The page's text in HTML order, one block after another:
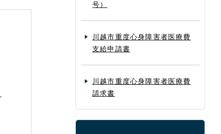
号）
川越市重度心身障害者医療費
支給申請書
川越市重度心身障害者医療費
請求書